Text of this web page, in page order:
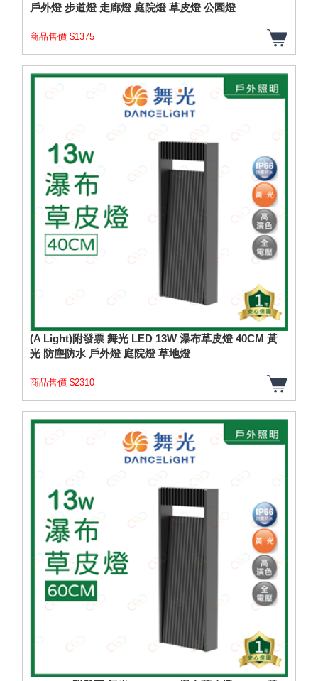
戶外燈 步道燈 走廊燈 庭院燈 草皮燈 公園燈
商品售價 $1375
(A Light)附發票 舞光 LED 13W 瀑布草皮燈 40CM 黃
光 防塵防水 戶外燈 庭院燈 草地燈
商品售價 $2310